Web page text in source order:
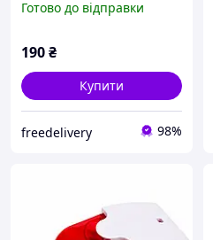
сигналізація 85дБ
Готово до відправки
190₴
Купити
freedelivery 98%